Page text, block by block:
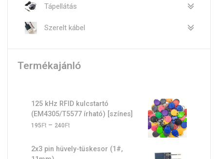
Tápellátás
Szerelt kábel
Termékajánló
125 kHz RFID kulcstartó
(EM4305/T5577 írható) [színes]
195Ft – 240FtÁrtartomány:
-
240Ft
2x3 pin hüvely-tüskesor (1#,